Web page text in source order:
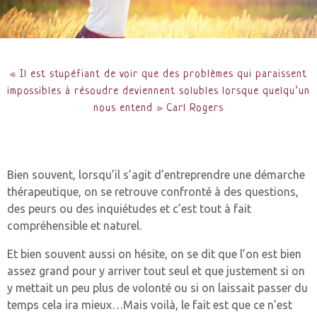
« Il est stupéfiant de voir que des problèmes qui paraissent
impossibles à résoudre deviennent solubles lorsque quelqu’un
nous entend » Carl Rogers
Bien souvent, lorsqu’il s’agit d’entreprendre une démarche
thérapeutique, on se retrouve confronté à des questions,
des peurs ou des inquiétudes et c’est tout à fait
compréhensible et naturel.
Et bien souvent aussi on hésite, on se dit que l’on est bien
assez grand pour y arriver tout seul et que justement si on
y mettait un peu plus de volonté ou si on laissait passer du
temps cela ira mieux…Mais voilà, le fait est que ce n’est